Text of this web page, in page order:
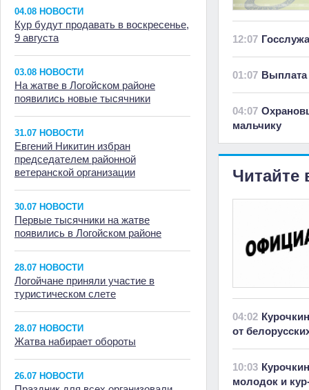
04.08 НОВОСТИ
Кур будут продавать в воскресенье,
9 августа
03.08 НОВОСТИ
На жатве в Логойском районе
появились новые тысячники
31.07 НОВОСТИ
Евгений Никитин избран
председателем районной
ветеранской организации
30.07 НОВОСТИ
Первые тысячники на жатве
появились в Логойском районе
28.07 НОВОСТИ
Логойчане приняли участие в
туристическом слете
28.07 НОВОСТИ
Жатва набирает обороты
26.07 НОВОСТИ
12:07
01:07 Выплата
04:07
мальчику
Читайте
04:02
от
10:03
молодок и